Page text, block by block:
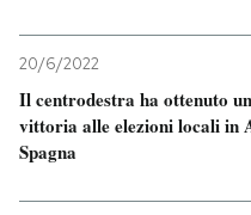
20/6/2022
Il centrodestra ha ottenuto
vittoria alle elezioni locali in
Spagna